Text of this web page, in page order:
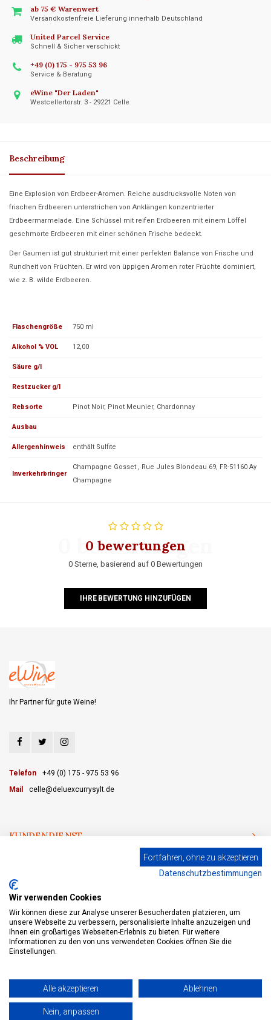
+
ZUM WARENKORB HINZUFÜGEN
ab 75 € Warenwert
Versandkostenfreie Lieferung innerhalb Deutschland
United Parcel Service
Schnell & Sicher verschickt
+49 (0) 175 - 975 53 96
Service & Beratung
eWine "Der Laden"
Westcellertorstr. 3 - 29221 Celle
Beschreibung
Eine Explosion von Erdbeer-Aromen. Reiche ausdrucksvolle Noten von
frischen Erdbeeren unterstrichen von Anklängen konzentrierter
Erdbeermarmelade. Eine Schüssel mit reifen Erdbeeren mit einem Löffel
geschmorte Erdbeeren mit einer schönen Frische bedeckt.
Der Gaumen ist gut strukturiert mit einer perfekten Balance von Frische und
Rundheit von Früchten. Er wird von üppigen Aromen roter Früchte dominiert,
wie z. B. wilde Erdbeeren.
Flaschengröße 750 ml
Alkohol % VOL 12,00
Säure g/l
Restzucker g/l
Rebsorte Pinot Noir, Pinot Meunier, Chardonnay
Ausbau
Allergenhinweis enthält Sulfite
Inverkehrbringer
Champagne Gosset , Rue Jules Blondeau 69, FR-51160 Ay
Champagne
0 bewertungen
0 bewertungen
0 Sterne, basierend auf 0 Bewertungen
IHRE BEWERTUNG HINZUFÜGEN
Ihr Partner für gute Weine!
Telefon
+49 (0) 175 - 975 53 96
Mail
celle@deluexcurrysylt.de
KUNDENDIENST
MEIN KONTO
© Copyright 2026 eWine - Weinhandel und Online Weinversand - Powered by
Fortfahren, ohne zu akzeptieren
Datenschutzbestimmungen
Wir verwenden Cookies
Wir können diese zur Analyse unserer Besucherdaten platzieren, um
unsere Webseite zu verbessern, personalisierte Inhalte anzuzeigen und
Ihnen ein großartiges Webseiten-Erlebnis zu bieten. Für weitere
Informationen zu den von uns verwendeten Cookies öffnen Sie die
Einstellungen.
Alle akzeptieren Ablehnen
Nein, anpassen